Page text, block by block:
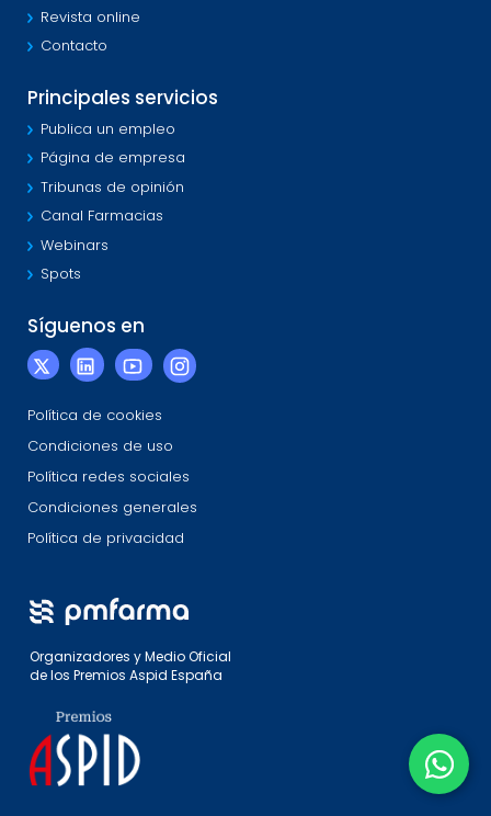
Revista online
Contacto
Principales servicios
Publica un empleo
Página de empresa
Tribunas de opinión
Canal Farmacias
Webinars
Spots
Síguenos en
Política de cookies
Condiciones de uso
Política redes sociales
Condiciones generales
Política de privacidad
Organizadores y Medio Oficial
de los Premios Aspid España